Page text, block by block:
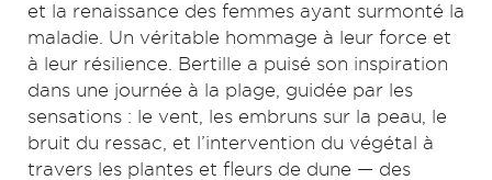
et la renaissance des femmes ayant surmonté la
maladie. Un véritable hommage à leur force et
à leur résilience. Bertille a puisé son inspiration
dans une journée à la plage, guidée par les
sensations : le vent, les embruns sur la peau, le
bruit du ressac, et l’intervention du végétal à
travers les plantes et fleurs de dune — des